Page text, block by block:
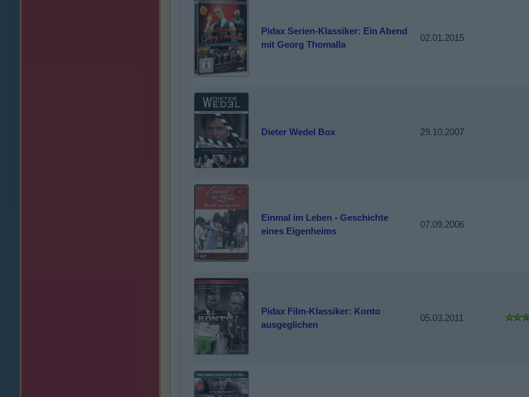
Pidax Serien-Klassiker: Ein Abend
mit Georg Thomalla
02.01.2015
Dieter Wedel Box 29.10.2007
Einmal im Leben - Geschichte
eines Eigenheims
07.09.2006
Pidax Film-Klassiker: Konto
ausgeglichen
05.03.2011